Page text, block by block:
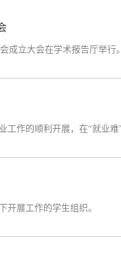
成立大会在学术报告厅举行。
开展工作的学生组织。